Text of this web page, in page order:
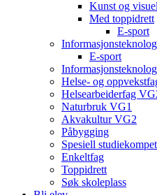
Kunst og
Med toppidrett
E-sport
E-sport
Helse- og
Helsearbeiderfag
Naturbruk VG1
Akvakultur VG2
Påbygging
Spesiell
Enkeltfag
Toppidrett
Søk skoleplass